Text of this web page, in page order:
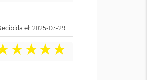
el: 2025-03-29
★★★★